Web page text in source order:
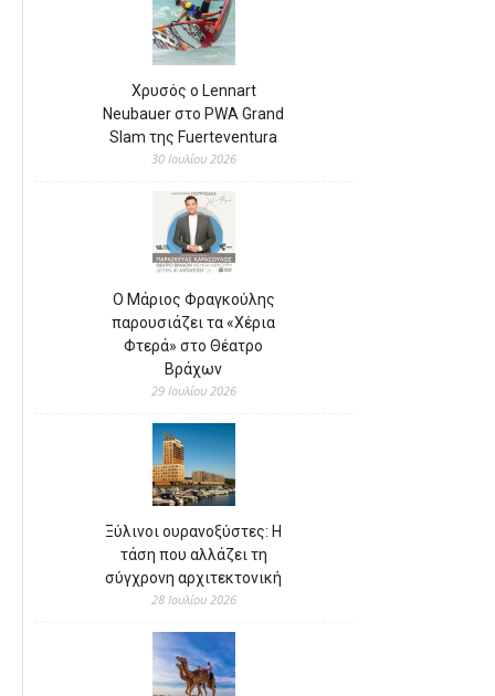
Χρυσός ο Lennart
Neubauer στο PWA Grand
Slam της Fuerteventura
30 Ιουλίου 2026
Ο Μάριος Φραγκούλης
παρουσιάζει τα «Χέρια
Φτερά» στο Θέατρο
Βράχων
29 Ιουλίου 2026
Ξύλινοι ουρανοξύστες: Η
τάση που αλλάζει τη
σύγχρονη αρχιτεκτονική
28 Ιουλίου 2026